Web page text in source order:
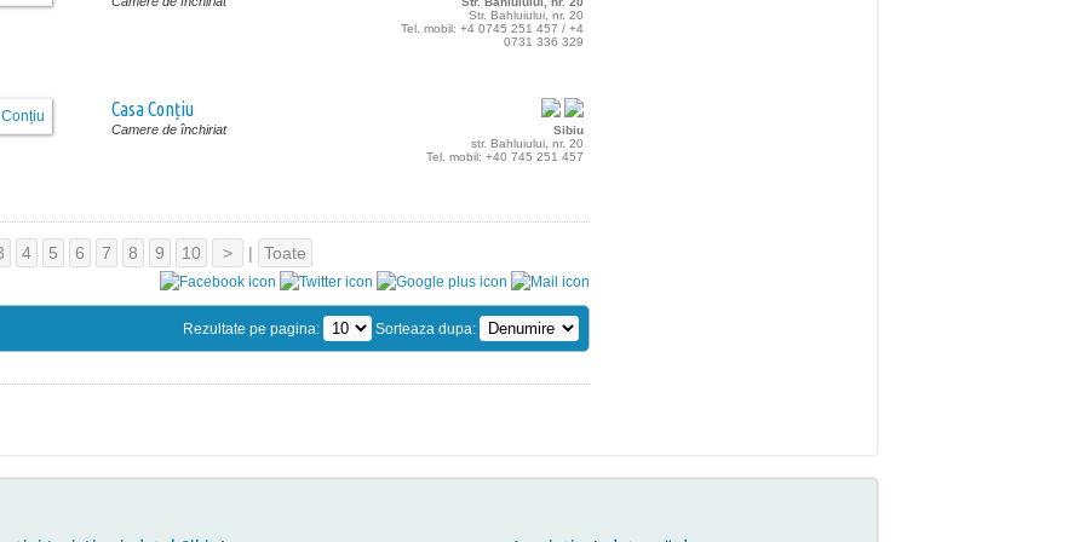
Str. Bahluiului, nr. 20
Tel. mobil: +4 0745 251 457 / +4
0731 336 329
Casa Conțiu
Sibiu
str. Bahluiului, nr. 20
Tel. mobil: +40 745 251 457
Camere de închiriat
4 5 6 7 8 9 10 > | Toate
Rezultate pe pagina: Sorteaza dupa: